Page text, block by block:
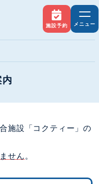
施設予約 メニュー
内
施設「コクティー」の
せん 。